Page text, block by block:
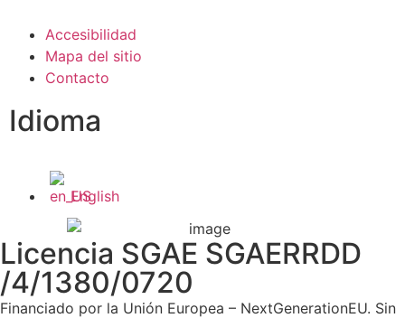
Accesibilidad
Mapa del sitio
Contacto
Idioma
English
Licencia SGAE SGAERRDD
/4/1380/0720
Financiado por la Unión Europea – NextGenerationEU. Sin